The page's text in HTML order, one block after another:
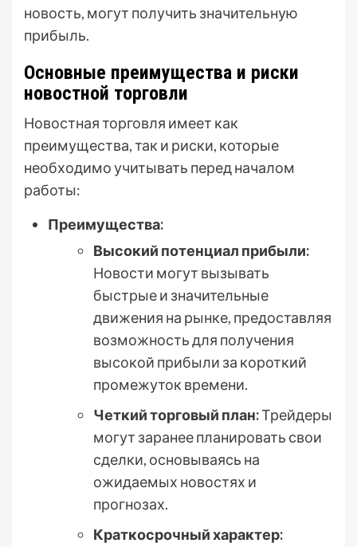
новость, могут получить значительную
прибыль.
Основные преимущества и риски
новостной торговли
Новостная торговля имеет как
преимущества, так и риски, которые
необходимо учитывать перед началом
работы:
Преимущества:
Высокий потенциал прибыли:
Новости могут вызывать
быстрые и значительные
движения на рынке, предоставляя
возможность для получения
высокой прибыли за короткий
промежуток времени.
Четкий торговый план:Трейдеры
могут заранее планировать свои
сделки, основываясь на
ожидаемых новостях и
прогнозах.
Краткосрочный характер: